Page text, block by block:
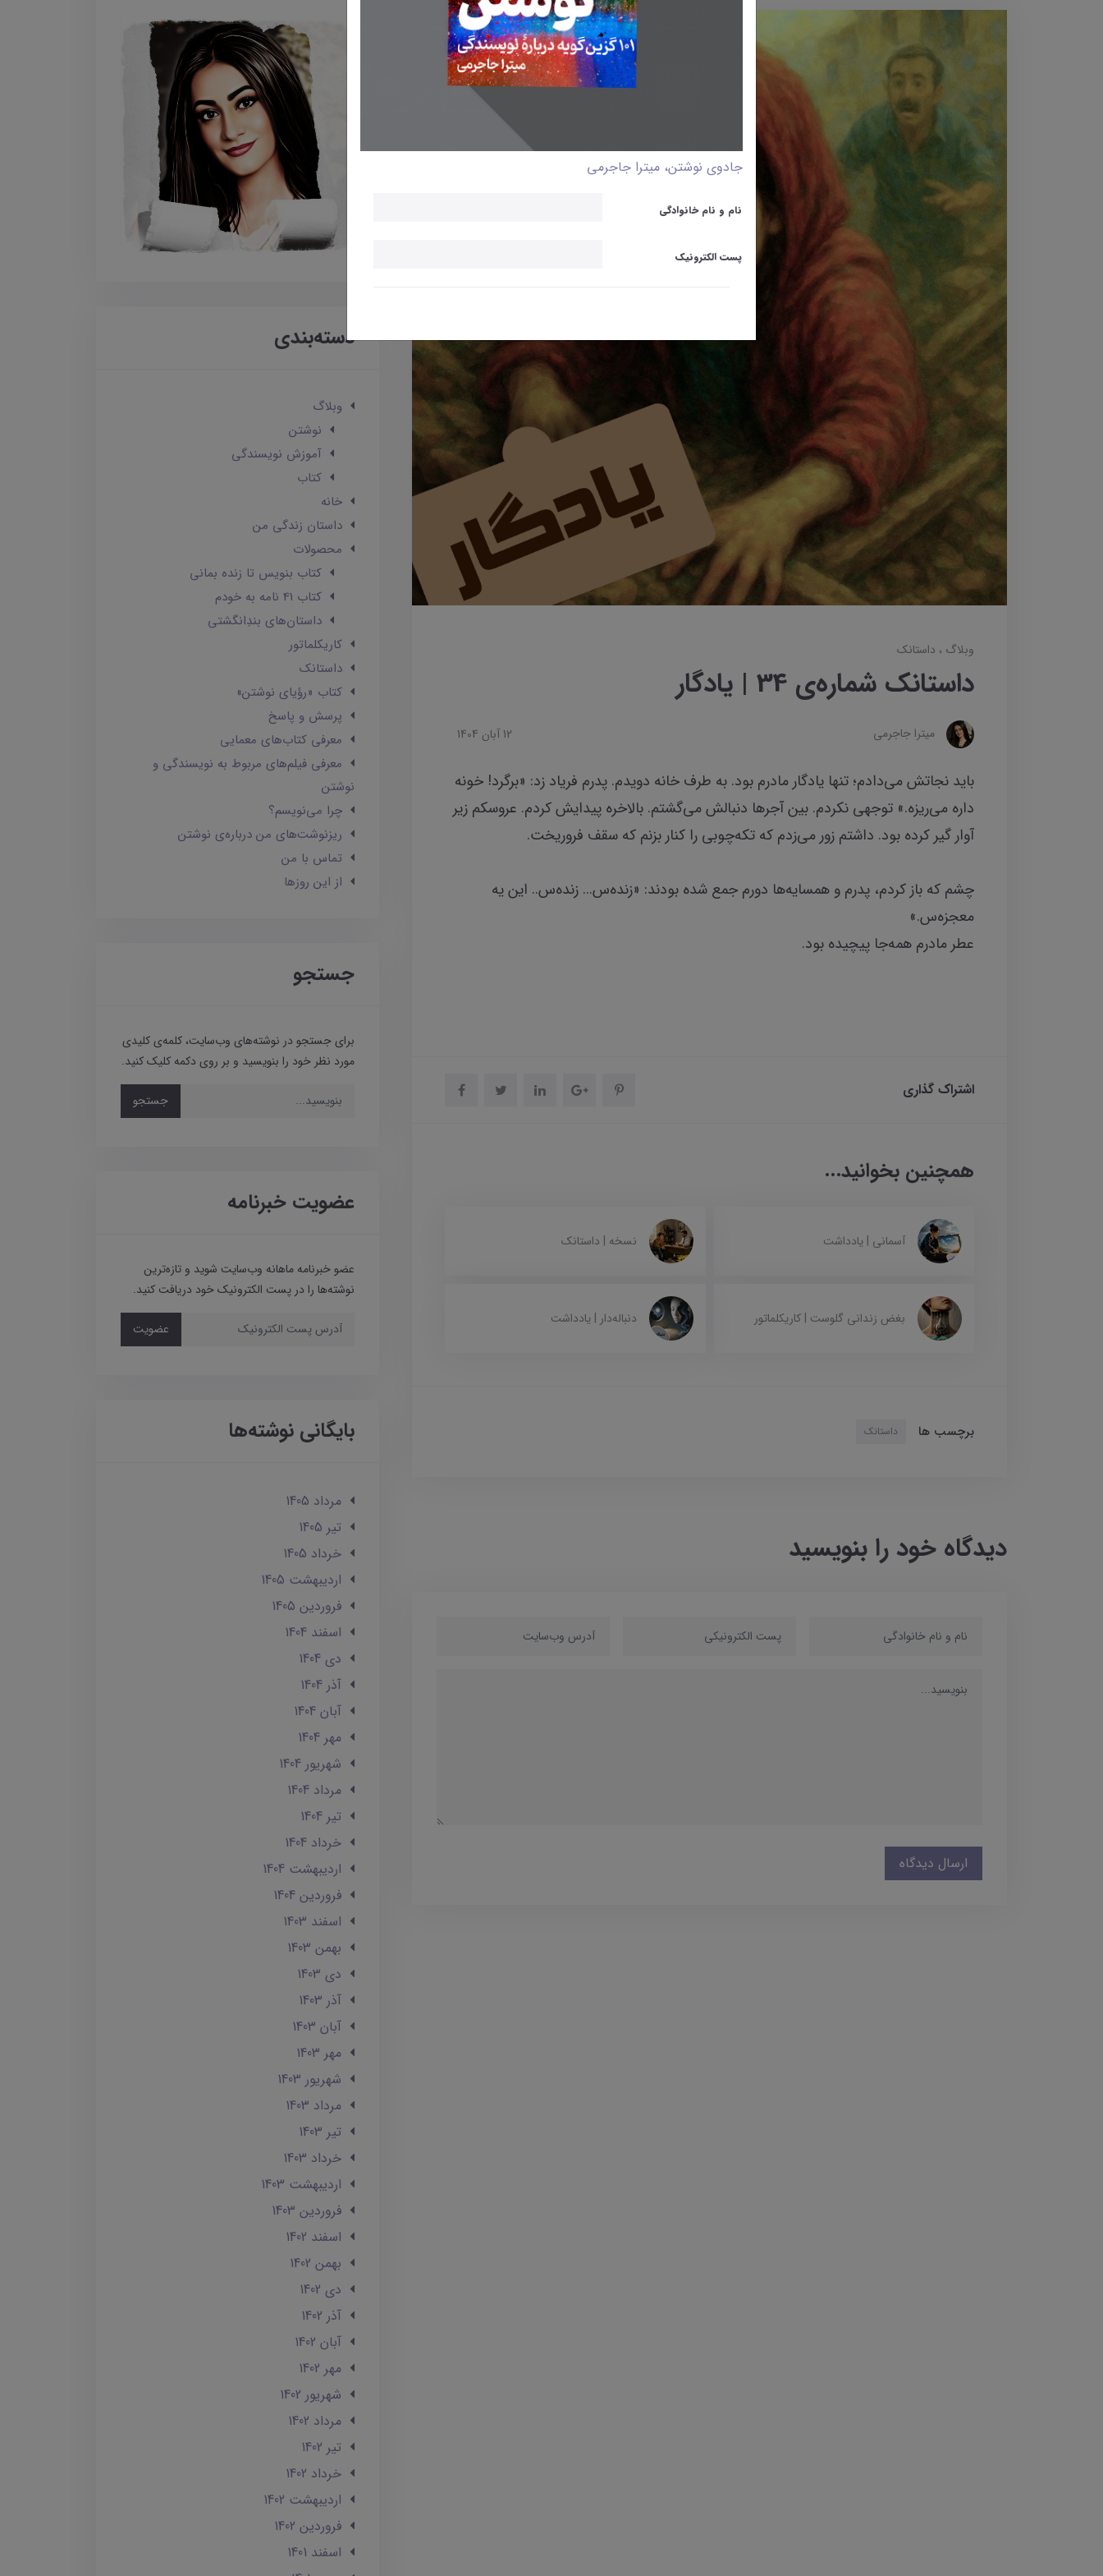
جادوی نوشتن، میترا جاجرمی
نام و نام خانوادگی
پست الکترونیک
وبلاگ داستانک‌
داستانک شماره‌ی 34 | یادگار
میترا جاجرمی 12 آبان 1404
باید نجاتش می‌دادم؛ تنها یادگار مادرم بود. به طرف خانه‌‌ دویدم. پدرم فریاد زد: «برگرد! خونه
داره می‌ریزه.» توجهی نکردم. بین آجرها دنبالش می‌گشتم. بالاخره پیدایش کردم. عروسکم زیر
آوار گیر کرده بود. داشتم زور می‌زدم که تکه‌چوبی را کنار بزنم که سقف فروریخت.
چشم که باز کردم، پدرم و همسایه‌ها دورم جمع شده بودند: «زنده‌س... زنده‌س.. این یه
معجزه‌س.»
عطر مادرم همه‌جا پیچیده بود.
اشتراک گذاری
همچنین بخوانید...
آسمانی | یادداشت نسخه | داستانک
بغض زندانی گلوست | کاریکلماتور دنباله‌دار | یادداشت
برچسب ها داستانک
دیدگاه خود را بنویسید
ارسال دیدگاه
دسته‌بندی
وبلاگ
نوشتن
آموزش نویسندگی
کتاب
خانه
داستان زندگی من
محصولات
کتاب بنویس تا زنده بمانی
کتاب 41 نامه به خودم
داستان‌های بندِانگشتی
کاریکلماتور
داستانک‌
کتاب «رؤیای نوشتن»
پرسش و پاسخ
معرفی کتاب‌های معمایی
معرفی فیلم‌های مربوط به نویسندگی و
نوشتن
چرا می‌نویسم؟
ریزنوشت‌های من درباره‌ی نوشتن
تماس با من
از این روزها
جستجو
برای جستجو در نوشته‌های وب‌سایت، کلمه‌ی کلیدی
مورد نظر خود را بنویسید و بر روی دکمه کلیک کنید.
جستجو
عضویت خبرنامه
عضو خبرنامه ماهانه وب‌سایت شوید و تازه‌ترین
نوشته‌ها را در پست الکترونیک خود دریافت کنید.
عضویت
بایگانی نوشته‌ها
مرداد 1405
تير 1405
خرداد 1405
ارديبهشت 1405
فروردین 1405
اسفند 1404
دی 1404
آذر 1404
آبان 1404
مهر 1404
شهریور 1404
مرداد 1404
تير 1404
خرداد 1404
ارديبهشت 1404
فروردین 1404
اسفند 1403
بهمن 1403
دی 1403
آذر 1403
آبان 1403
مهر 1403
شهریور 1403
مرداد 1403
تير 1403
خرداد 1403
ارديبهشت 1403
فروردین 1403
اسفند 1402
بهمن 1402
دی 1402
آذر 1402
آبان 1402
مهر 1402
شهریور 1402
مرداد 1402
تير 1402
خرداد 1402
ارديبهشت 1402
فروردین 1402
اسفند 1401